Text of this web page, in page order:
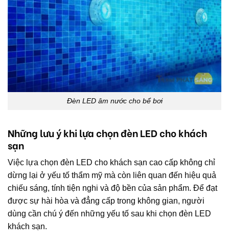
Đèn LED âm nước cho bể bơi
Những lưu ý khi lựa chọn đèn LED cho khách
sạn
Việc lựa chọn đèn LED cho khách sạn cao cấp không chỉ
dừng lại ở yếu tố thẩm mỹ mà còn liên quan đến hiệu quả
chiếu sáng, tính tiện nghi và độ bền của sản phẩm. Để đạt
được sự hài hòa và đẳng cấp trong không gian, người
dùng cần chú ý đến những yếu tố sau khi chọn đèn LED
khách sạn.